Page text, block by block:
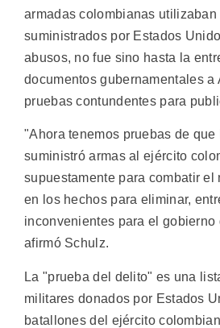
armadas colombianas
suministrados por Estados
abusos, no fue sino hasta la
documentos gubernamentales a
pruebas contundentes para
"Ahora tenemos pruebas de
suministró armas al ejército
supuestamente para combatir el
en los hechos para eliminar,
inconvenientes para el gobierno
afirmó Schulz.
La "prueba del delito" es una
militares donados por Estados
batallones del ejército